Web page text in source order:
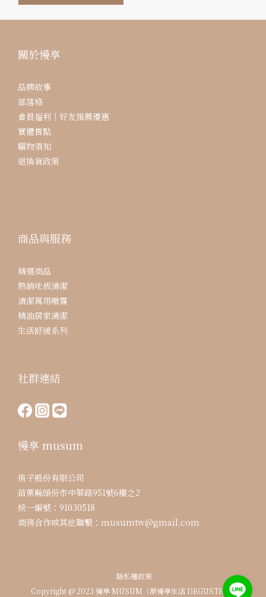
關於慢享
品牌故事
部落格
會員福利｜好友推薦優惠
實體售點
購物須知
退換貨政策
商品與服務
精選商品
熱銷地板清潔
清潔萬用噴霧
精油居家清潔
生活舒緩系列
社群連結
慢享 musum
侑子股份有限公司
苗栗縣頭份市中華路951號6樓之2
統一編號：91030518
商務合作或其他聯繫：musumtw@gmail.com
隱私權政策
Copyright @ 2023 慢享 MUSUM（原慢享生活 DEGUSTER）